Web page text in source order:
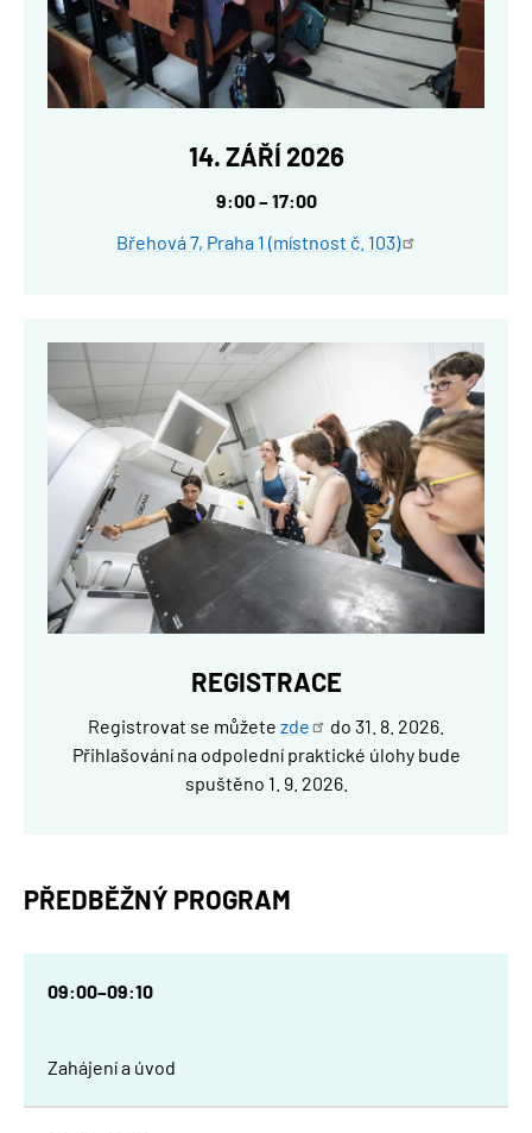
14. ZÁŘÍ 2026
9:00 – 17:00
Břehová 7, Praha 1 (místnost č. 103)
Obrázek
REGISTRACE
Registrovat se můžete zde
do 31. 8. 2026.
Přihlašování na odpolední praktické úlohy bude
spuštěno 1. 9. 2026.
PŘEDBĚŽNÝ PROGRAM
09:00–09:10
Zahájení a úvod